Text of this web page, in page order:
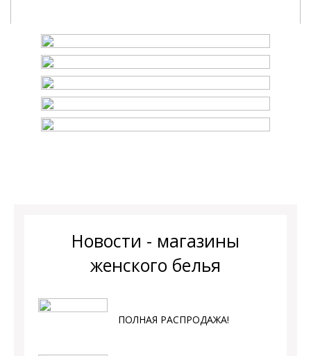
Новости - магазины
женского белья
ПОЛНАЯ РАСПРОДАЖА!